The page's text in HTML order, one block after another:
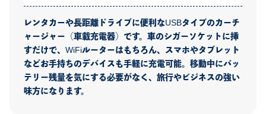
レンタカーや長距離ドライブに便利なUSBタイプのカーチ
ャージャー（車載充電器）です。車のシガーソケットに挿
すだけで、WiFiルーターはもちろん、スマホやタブレット
などお手持ちのデバイスも手軽に充電可能。移動中にバッ
テリー残量を気にする必要がなく、旅行やビジネスの強い
味方になります。